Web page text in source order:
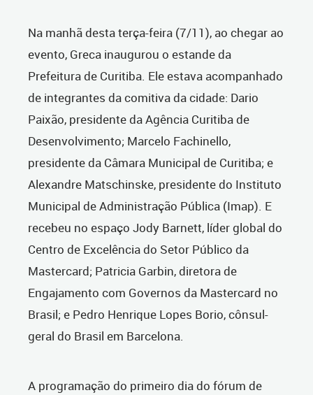
Na manhã desta terça-feira (7/11), ao chegar ao
evento, Greca inaugurou o estande da
Prefeitura de Curitiba. Ele estava acompanhado
de integrantes da comitiva da cidade: Dario
Paixão, presidente da Agência Curitiba de
Desenvolvimento; Marcelo Fachinello,
presidente da Câmara Municipal de Curitiba; e
Alexandre Matschinske, presidente do Instituto
Municipal de Administração Pública (Imap). E
recebeu no espaço Jody Barnett, líder global do
Centro de Excelência do Setor Público da
Mastercard; Patricia Garbin, diretora de
Engajamento com Governos da Mastercard no
Brasil; e Pedro Henrique Lopes Borio, cônsul-
geral do Brasil em Barcelona.
A programação do primeiro dia do fórum de